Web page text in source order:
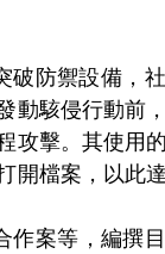
動駭侵行動前
攻擊。其使用
開檔案，以此
作案等，編撰